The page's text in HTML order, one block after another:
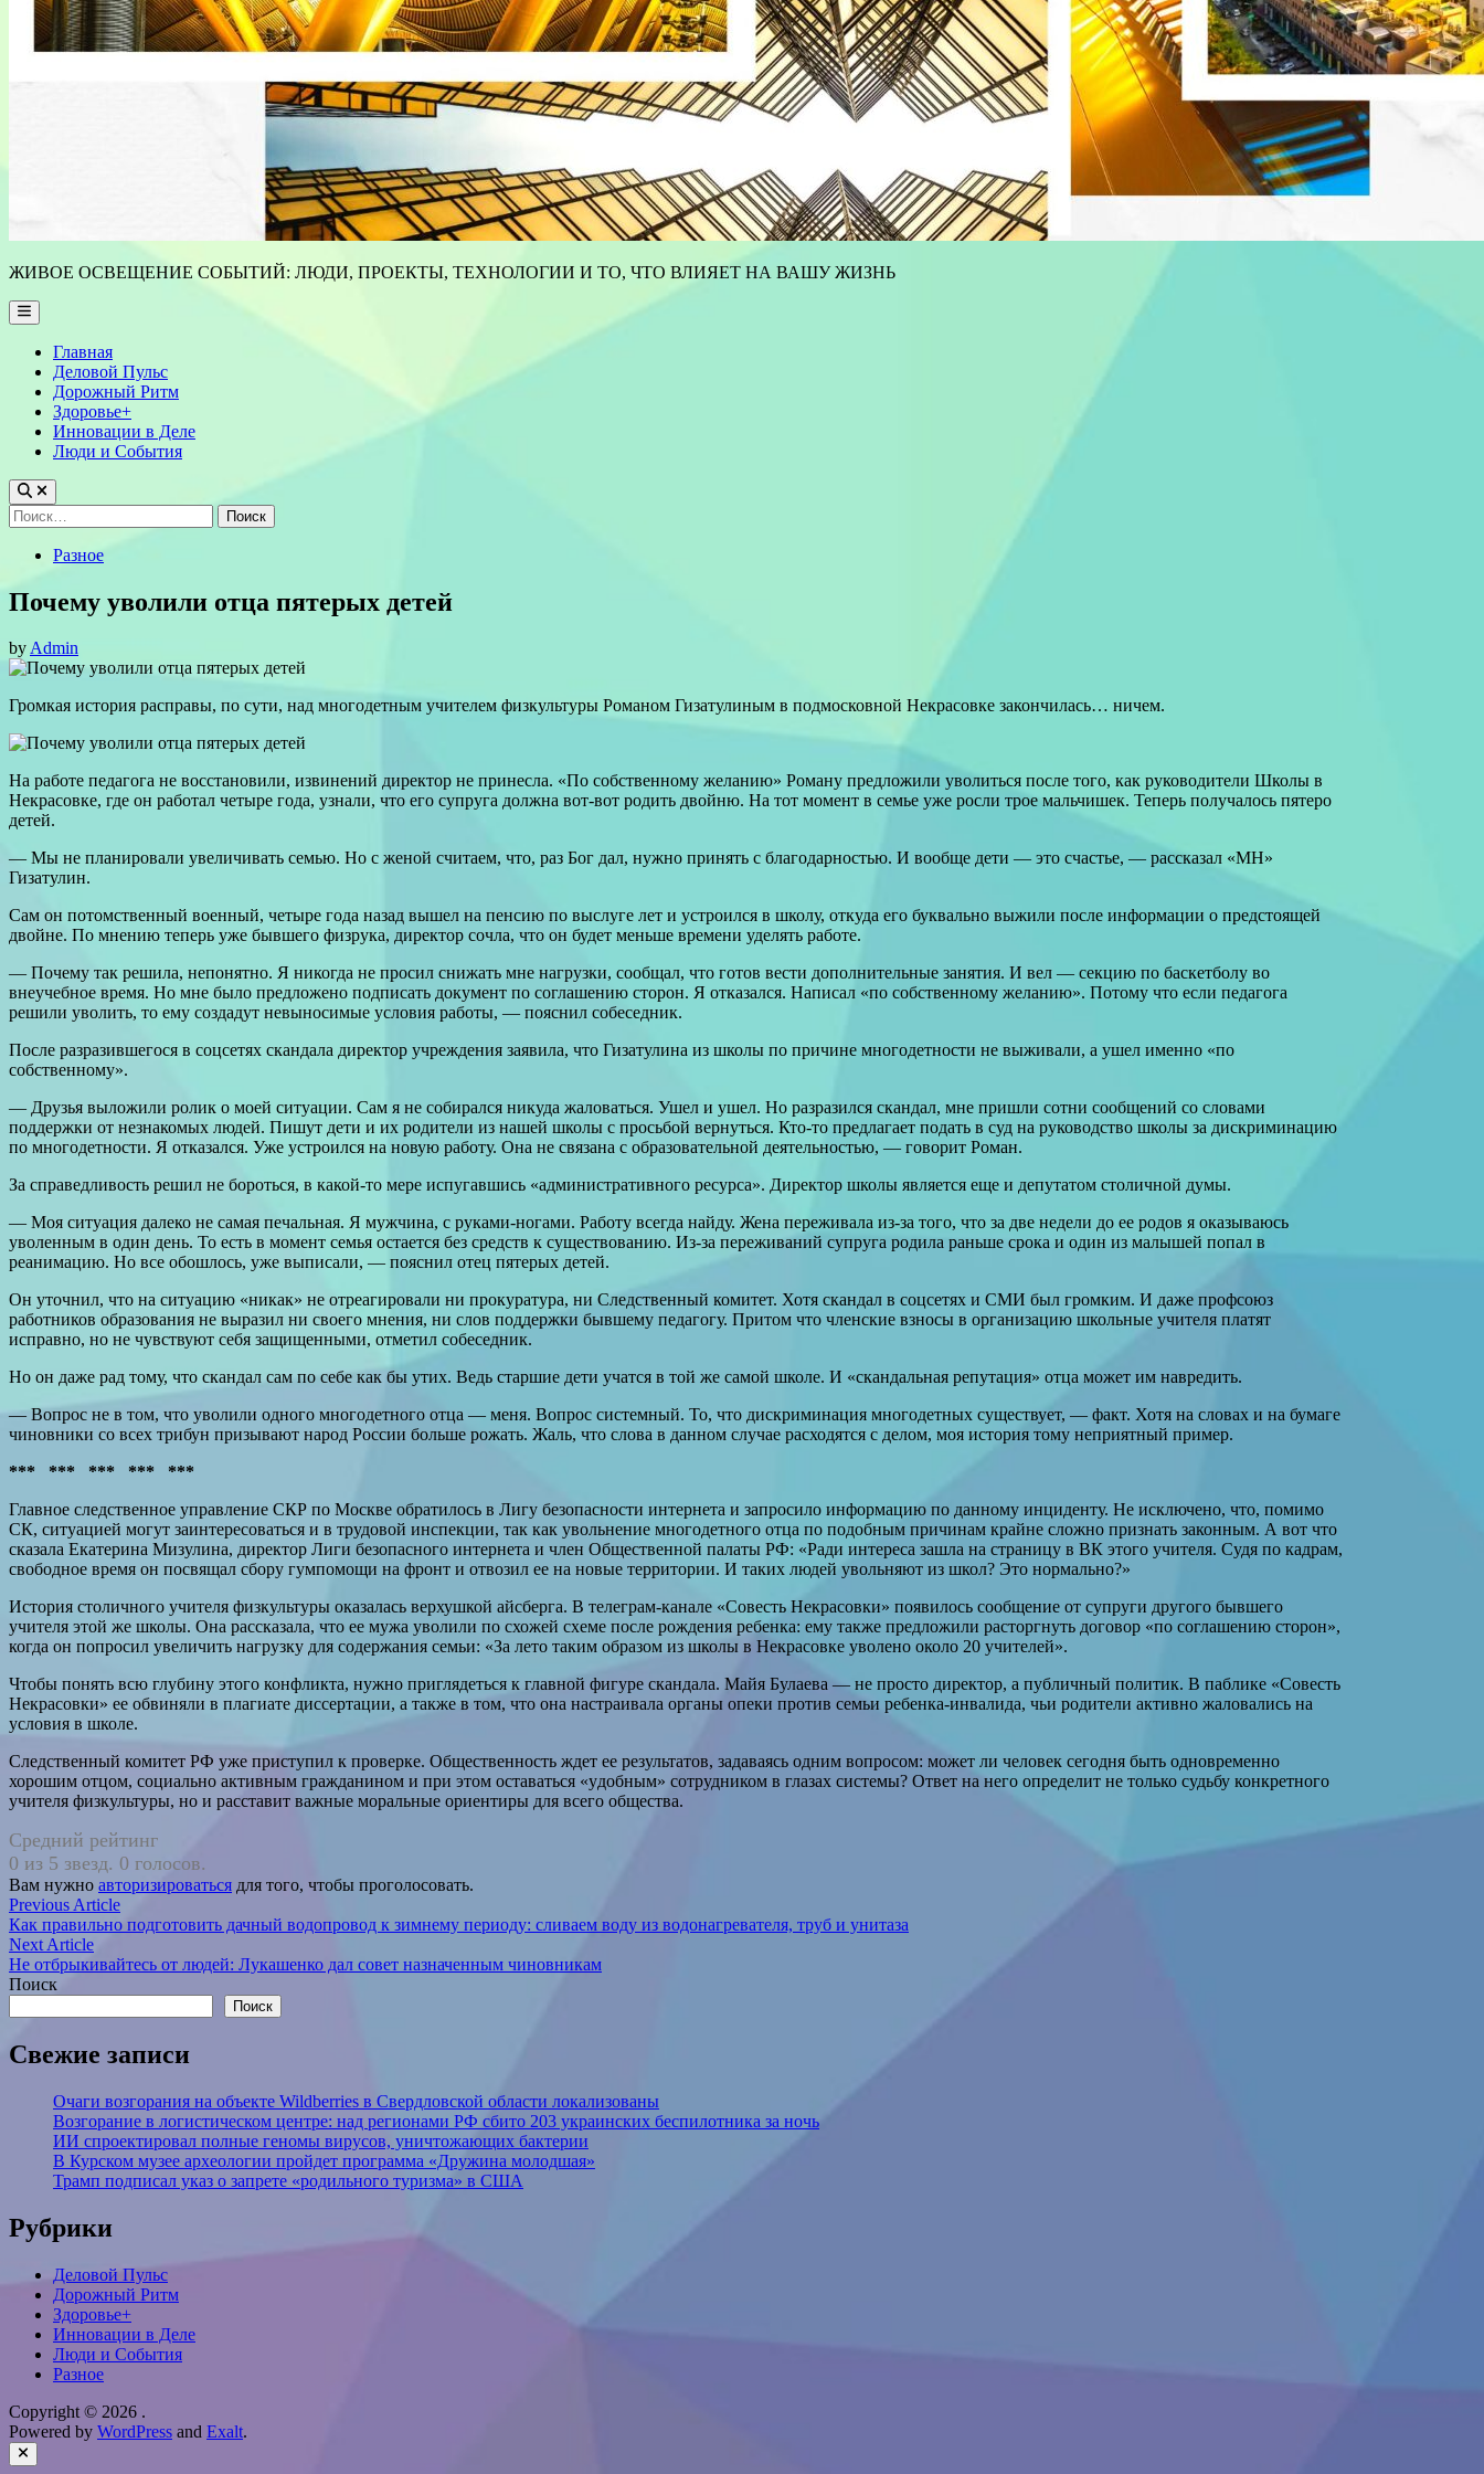
ЖИВОЕ ОСВЕЩЕНИЕ СОБЫТИЙ: ЛЮДИ, ПРОЕКТЫ, ТЕХНОЛОГИИ И ТО, ЧТО ВЛИЯЕТ НА ВАШУ ЖИЗНЬ
Main
Menu
Главная
Деловой Пульс
Дорожный Ритм
Здоровье+
Инновации в Деле
Люди и События
Найти:
PostedРазное
Почему уволили отца пятерых детей
byAdmin
Громкая история расправы, по сути, над многодетным учителем физкультуры Романом Гизатулиным в подмосковной Некрасовке закончилась… ничем.
На работе педагога не восстановили, извинений директор не принесла. «По собственному желанию» Роману предложили уволиться после того, как руководители Школы в
Некрасовке, где он работал четыре года, узнали, что его супруга должна вот-вот родить двойню. На тот момент в семье уже росли трое мальчишек. Теперь получалось пятеро
детей.
— Мы не планировали увеличивать семью. Но с женой считаем, что, раз Бог дал, нужно принять с благодарностью. И вообще дети — это счастье, — рассказал «МН»
Гизатулин.
Сам он потомственный военный, четыре года назад вышел на пенсию по выслуге лет и устроился в школу, откуда его буквально выжили после информации о предстоящей
двойне. По мнению теперь уже бывшего физрука, директор сочла, что он будет меньше времени уделять работе.
— Почему так решила, непонятно. Я никогда не просил снижать мне нагрузки, сообщал, что готов вести дополнительные занятия. И вел — секцию по баскетболу во
внеучебное время. Но мне было предложено подписать документ по соглашению сторон. Я отказался. Написал «по собственному желанию». Потому что если педагога
решили уволить, то ему создадут невыносимые условия работы, — пояснил собеседник.
После разразившегося в соцсетях скандала директор учреждения заявила, что Гизатулина из школы по причине многодетности не выживали, а ушел именно «по
собственному».
— Друзья выложили ролик о моей ситуации. Сам я не собирался никуда жаловаться. Ушел и ушел. Но разра­зился скандал, мне пришли сотни сообщений со словами
поддержки от незнакомых людей. Пишут дети и их родители из нашей школы с просьбой вернуться. Кто-то предлагает подать в суд на руководство школы за дискриминацию
по многодетности. Я отказался. Уже устроился на новую работу. Она не связана с образовательной деятельностью, — говорит Роман.
За справедливость решил не бороться, в какой-то мере испугавшись «административного ресурса». Директор школы является еще и депутатом столичной думы.
— Моя ситуация далеко не самая печальная. Я мужчина, с руками-ногами. Работу всегда найду. Жена переживала из-за того, что за две недели до ее родов я оказываюсь
уволенным в один день. То есть в момент семья остается без средств к существованию. Из-за переживаний супруга родила раньше срока и один из малышей попал в
реанимацию. Но все обошлось, уже выписали, — пояснил отец пятерых детей.
Он уточнил, что на ситуацию «никак» не отреагировали ни прокуратура, ни Следственный комитет. Хотя скандал в соцсетях и СМИ был громким. И даже профсоюз
работников образования не выразил ни своего мнения, ни слов поддержки бывшему педагогу. Притом что членские взносы в организацию школьные учителя платят
исправно, но не чувствуют себя защищенными, отметил собеседник.
Но он даже рад тому, что скандал сам по себе как бы утих. Ведь старшие дети учатся в той же самой школе. И «скандальная репутация» отца может им навредить.
— Вопрос не в том, что уволили одного многодетного отца — меня. Вопрос системный. То, что дискриминация многодетных существует, — факт. Хотя на словах и на бумаге
чиновники со всех трибун призывают народ России больше рожать. Жаль, что слова в данном случае расходятся с делом, моя история тому неприятный пример.
*** *** *** *** ***
Главное следственное управление СКР по Москве обратилось в Лигу безопасности интернета и запросило информацию по данному инциденту. Не исключено, что, помимо
СК, ситуацией могут заинтересоваться и в трудовой инспекции, так как увольнение многодетного отца по подобным причинам крайне сложно признать законным. А вот что
сказала Екатерина Мизулина, директор Лиги безопасного интернета и член Общественной палаты РФ: «Ради интереса зашла на страницу в ВК этого учителя. Судя по кадрам,
свободное время он посвящал сбору гумпомощи на фронт и отвозил ее на новые территории. И таких людей увольняют из школ? Это нормально?»
История столичного учителя физкультуры оказалась верхушкой айсберга. В телеграм-канале «Совесть Некрасовки» появилось сообщение от супруги другого бывшего
учителя этой же школы. Она рассказала, что ее мужа уволили по схожей схеме после рождения ребенка: ему также предложили расторгнуть договор «по соглашению сторон»,
когда он попросил увеличить нагрузку для содержания семьи: «За лето таким образом из школы в Некрасовке уволено около 20 учителей».
Чтобы понять всю глубину этого конф­ликта, нужно приглядеться к главной фигуре скандала. Майя Булаева — не просто директор, а публичный политик. В паблике «Совесть
Некрасовки» ее обвиняли в плагиате диссертации, а также в том, что она настраивала органы опеки против семьи ребенка-инвалида, чьи родители активно жаловались на
условия в школе.
Следственный комитет РФ уже приступил к проверке. Общественность ждет ее результатов, задаваясь одним вопросом: может ли человек сегодня быть одновременно
хорошим отцом, социально активным гражданином и при этом оставаться «удобным» сотрудником в глазах системы? Ответ на него определит не только судьбу конкретного
учителя физкультуры, но и расставит важные моральные ориентиры для всего общества.
Средний рейтинг
0 из 5 звезд. 0 голосов.
Вам нужно авторизироваться для того, чтобы проголосовать.
Навигация
по
записям
Previous ArticlePrevious
article:
Как правильно подготовить дачный водопровод к зимнему периоду: сливаем воду из водонагревателя, труб и унитаза
Next ArticleNext
article:
Не отбрыкивайтесь от людей: Лукашенко дал совет назначенным чиновникам
Поиск
Поиск
Свежие записи
Очаги возгорания на объекте Wildberries в Свердловской области локализованы
Возгорание в логистическом центре: над регионами РФ сбито 203 украинских беспилотника за ночь
ИИ спроектировал полные геномы вирусов, уничтожающих бактерии
В Курском музее археологии пройдет программа «Дружина молодшая»
Трамп подписал указ о запрете «родильного туризма» в США
Рубрики
Деловой Пульс
Дорожный Ритм
Здоровье+
Инновации в Деле
Люди и События
Разное
Copyright © 2026 .
Powered by WordPress and Exalt.
Close